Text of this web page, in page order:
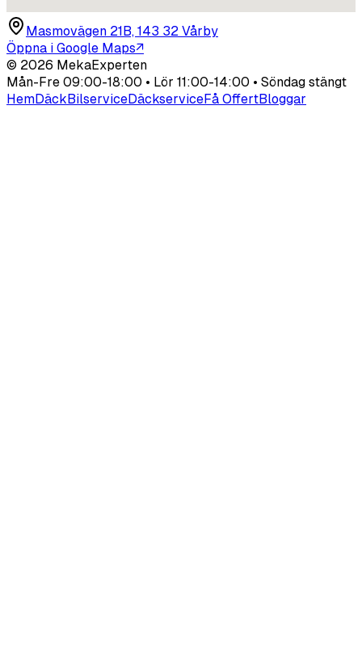
Masmovägen 21B, 143 32 Vårby
Öppna i Google Maps↗
© 2026 MekaExperten
Mån-Fre 09:00-18:00 • Lör 11:00-14:00 • Söndag stängt
HemDäckBilserviceDäckserviceFå OffertBloggar